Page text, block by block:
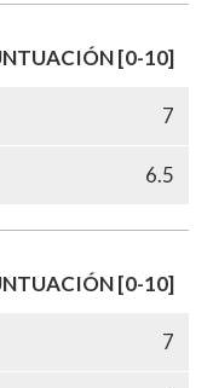
[0-10]
7
6.5
[0-10]
7